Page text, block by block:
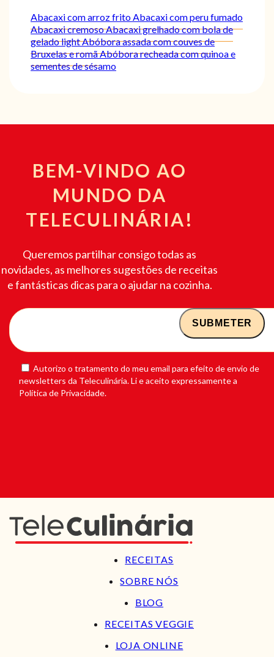
Abacaxi com arroz fritoAbacaxi com peru fumado
Abacaxi cremosoAbacaxi grelhado com bola de
gelado lightAbóbora assada com couves de
Bruxelas e romãAbóbora recheada com quinoa e
sementes de sésamo
BEM-VINDO AO
MUNDO DA
TELECULINÁRIA!
Queremos partilhar consigo todas as
novidades, as melhores sugestões de receitas
e fantásticas dicas para o ajudar na cozinha.
Autorizo o tratamento do meu email para efeito de envio de
newsletters da Teleculinária. Li e aceito expressamente a
Política de Privacidade.
RECEITAS
SOBRE NÓS
BLOG
RECEITAS VEGGIE
LOJA ONLINE